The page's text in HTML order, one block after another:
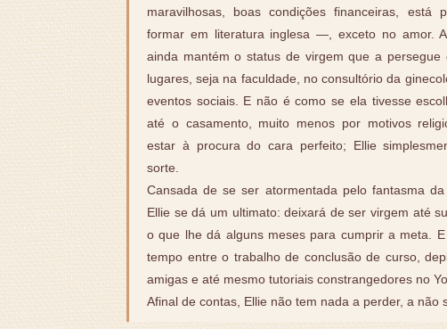
maravilhosas, boas condições financeiras, está
formar em literatura inglesa —, exceto no amor.
ainda mantém o status de virgem que a persegue
lugares, seja na faculdade, no consultório da
eventos sociais. E não é como se ela tivesse
até o casamento, muito menos por motivos
estar à procura do cara perfeito; Ellie
sorte.
Cansada de se ser atormentada pelo fantasma da
Ellie se dá um ultimato: deixará de ser virgem até
o que lhe dá alguns meses para cumprir a meta.
tempo entre o trabalho de conclusão de curso,
amigas e até mesmo tutoriais constrangedores no
Afinal de contas, Ellie não tem nada a perder, a não